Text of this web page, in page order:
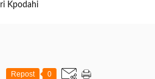
Kpodahi
Repost 0